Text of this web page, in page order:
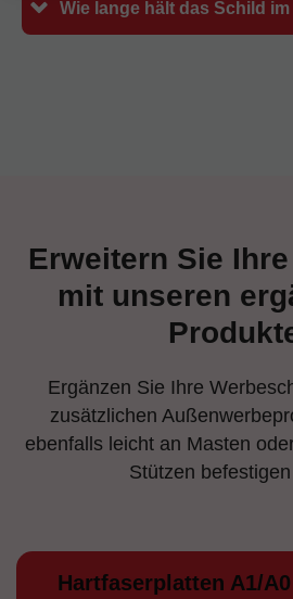
Wie lange hält das Schild
Erweitern Sie
mit unseren
Ergänzen Sie Ihre
zusätzlichen
ebenfalls leicht an Masten
Stützen
Hartfaserplatten A1/